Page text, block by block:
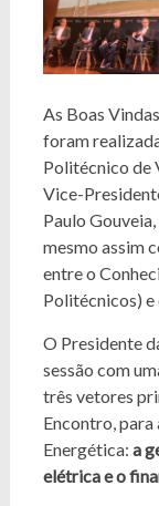
As Boas
foram
Politécnico de
Vice-
Paulo
mesmo assim
entre o
Politécnicos)
O Presidente
sessão com
três vetores
Encontro, para
Energética: a
elétrica e o